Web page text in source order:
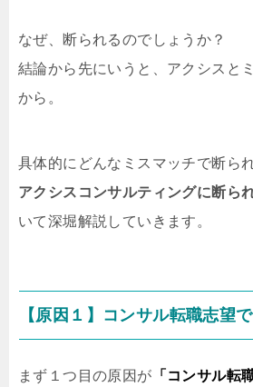
なぜ、断られるのでしょうか？
結論から先にいうと、アクシスと
から。
具体的にどんなミスマッチで断ら
アクシスコンサルティングに断ら
いて深堀解説していきます。
【原因１】コンサル転職志望
まず１つ目の原因が 「コンサル転